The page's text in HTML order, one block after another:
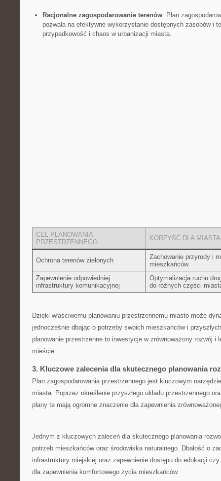
Racjonalne⁢ zagospodarowanie ‌terenów: ‍Plan​
pozwala⁤ na efektywne wykorzystanie dostępnych zasobów i
przypadkowość i chaos w urbanizacji ‌miasta.
CEL PLANOWANIA
PRZESTRZENNEGO
KORZYŚĆ ​DLA⁢ MIASTA
Ochrona terenów zielonych
Zachowanie‍ przyrody i
⁤mieszkańców.
Zapewnienie odpowiedniej
infrastruktury komunikacyjnej
Optymalizacja ruchu
do różnych części
Dzięki​ właściwemu‍ planowaniu przestrzennemu miasto może
jednocześnie dbając‍ o potrzeby swoich mieszkańców i
planowanie ‌przestrzenne⁢ to inwestycje w zrównoważony rozwój i⁢
mieście.
3. Kluczowe zalecenia dla skutecznego ⁤planowania
Plan⁤ zagospodarowania przestrzennego ⁣jest kluczowym
miasta. Poprzez ‍określenie przyszłego układu przestrzennego
plany ⁢te mają ogromne znaczenie dla zapewnienia
Jednym z kluczowych zaleceń dla skutecznego planowania‍
potrzeb mieszkańców oraz ‍środowiska naturalnego. ⁣Dbałość o
infrastruktury ​miejskiej oraz zapewnienie dostępu do edukacji
dla zapewnienia komfortowego życia mieszkańców.